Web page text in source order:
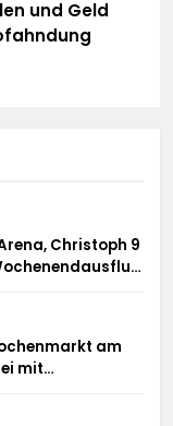
und Geld
Christoph 9
am
mit